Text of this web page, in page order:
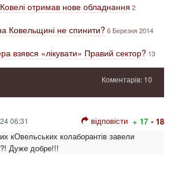
отримав нове обладнання 2
Ковельщині не спинити? 6 Березня 2014
взявся «лікувати» Правий сектор? 13
Коментарів: 10
06:31 відповісти + 17 - 18
кОвельських колаборантів завели
Дуже добре!!!